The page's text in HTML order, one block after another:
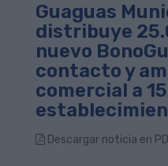
Guaguas
distribuye
nuevo
contacto y
comercial a
Descargar noticia en